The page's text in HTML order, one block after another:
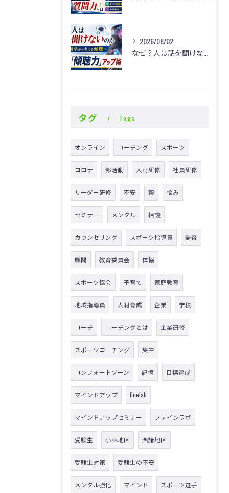
2026/08/02
タグ Tags
オンライン コーチング スポーツ
コロナ 部活動 人材研修 社員研修
リーダー研修 不安 鬱 悩み
セミナー メンタル 相談
カウンセリング スポーツ指導員 監督
顧問 教育委員会 体協
スポーツ協会 子育て 家庭教育
地域指導員 人材育成 企業 学校
コーチ コーチングとは 企業研修
スポーツコーチング 集中
コンフォートゾーン 記憶 目標達成
マインドアップ finelab
マインドアップセミナー ファインラボ
受験生 小林地区 西諸地区
受験生対策 受験生の不安
メンタル強化 マインド スポーツ選手